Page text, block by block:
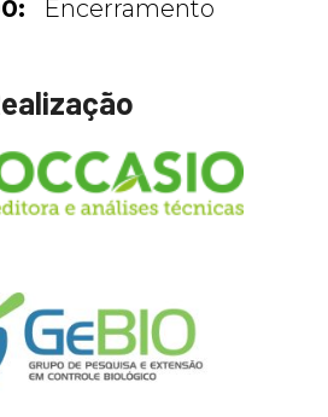
Encerramento